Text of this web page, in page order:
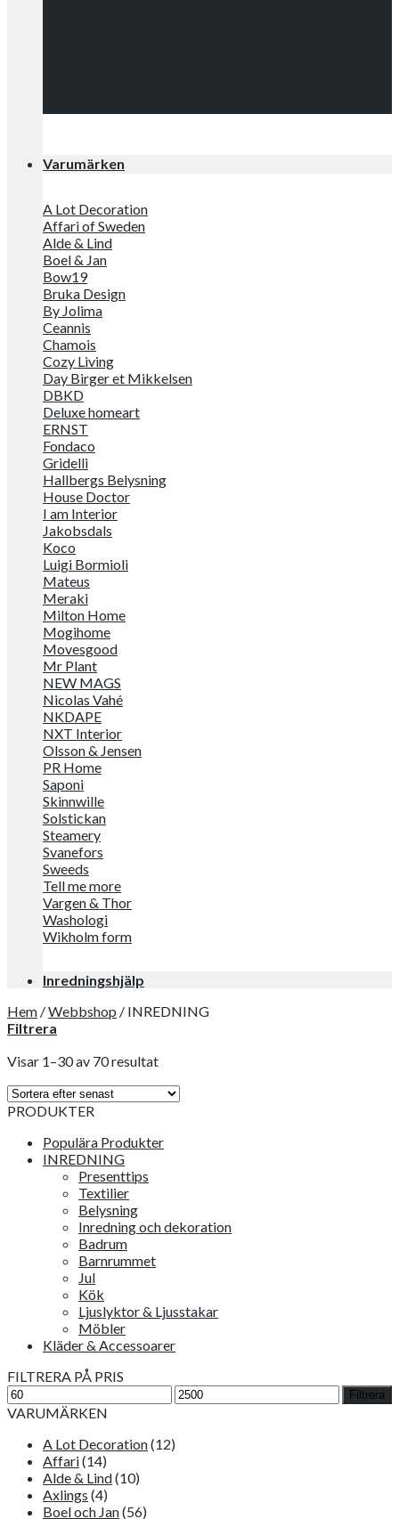
Varumärken
A Lot Decoration
Affari of Sweden
Alde & Lind
Boel & Jan
Bow19
Bruka Design
By Jolima
Ceannis
Chamois
Cozy Living
Day Birger et Mikkelsen
DBKD
Deluxe homeart
ERNST
Fondaco
Gridelli
Hallbergs Belysning
House Doctor
I am Interior
Jakobsdals
Koco
Luigi Bormioli
Mateus
Meraki
Milton Home
Mogihome
Movesgood
Mr Plant
NEW MAGS
Nicolas Vahé
NKDAPE
NXT Interior
Olsson & Jensen
PR Home
Saponi
Skinnwille
Solstickan
Steamery
Svanefors
Sweeds
Tell me more
Vargen & Thor
Washologi
Wikholm form
Inredningshjälp
Hem /Webbshop / INREDNING
Filtrera
Visar 1–30 av 70 resultat
PRODUKTER
Populära Produkter
INREDNING
Presenttips
Textilier
Belysning
Inredning och dekoration
Badrum
Barnrummet
Jul
Kök
Ljuslyktor & Ljusstakar
Möbler
Kläder & Accessoarer
FILTRERA PÅ PRIS
Min
pris
Max
pris
Filtrera
VARUMÄRKEN
A Lot Decoration(12)
Affari(14)
Alde & Lind(10)
Axlings (4)
Boel och Jan(56)